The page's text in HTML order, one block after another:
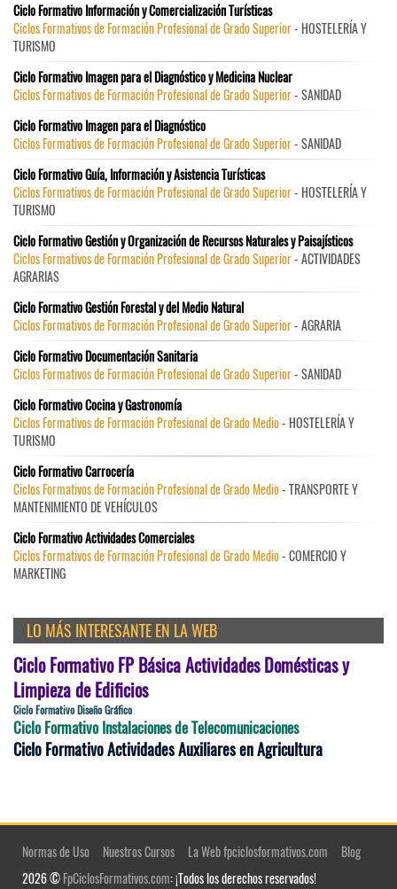
Ciclo Formativo Información y Comercialización Turísticas
Ciclos Formativos de Formación Profesional de Grado Superior- HOSTELERÍA Y
TURISMO
Ciclo Formativo Imagen para el Diagnóstico y Medicina Nuclear
Ciclos Formativos de Formación Profesional de Grado Superior- SANIDAD
Ciclo Formativo Imagen para el Diagnóstico
Ciclos Formativos de Formación Profesional de Grado Superior- SANIDAD
Ciclo Formativo Guía, Información y Asistencia Turísticas
Ciclos Formativos de Formación Profesional de Grado Superior- HOSTELERÍA Y
TURISMO
Ciclo Formativo Gestión y Organización de Recursos Naturales y Paisajísticos
Ciclos Formativos de Formación Profesional de Grado Superior- ACTIVIDADES
AGRARIAS
Ciclo Formativo Gestión Forestal y del Medio Natural
Ciclos Formativos de Formación Profesional de Grado Superior- AGRARIA
Ciclo Formativo Documentación Sanitaria
Ciclos Formativos de Formación Profesional de Grado Superior- SANIDAD
Ciclo Formativo Cocina y Gastronomía
Ciclos Formativos de Formación Profesional de Grado Medio- HOSTELERÍA Y
TURISMO
Ciclo Formativo Carrocería
Ciclos Formativos de Formación Profesional de Grado Medio- TRANSPORTE Y
MANTENIMIENTO DE VEHÍCULOS
Ciclo Formativo Actividades Comerciales
Ciclos Formativos de Formación Profesional de Grado Medio- COMERCIO Y
MARKETING
LO MÁS INTERESANTE EN LA WEB
Ciclo Formativo FP Básica Actividades Domésticas y
Limpieza de Edificios
Ciclo Formativo Diseño Gráfico
Ciclo Formativo Instalaciones de Telecomunicaciones
Ciclo Formativo Actividades Auxiliares en Agricultura
Normas de Uso Nuestros Cursos La Web fpciclosformativos.com
Blog
2026 ©FpCiclosFormativos.com: ¡Todos los derechos reservados!